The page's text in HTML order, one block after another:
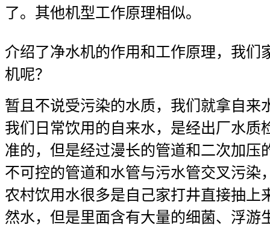
了。其他机型工作原理相似。
介绍了净水机的作用和工作原理，我们
机呢？
暂且不说受污染的水质，我们就拿自来
我们日常饮用的自来水，是经出厂水质
准的，但是经过漫长的管道和二次加压
不可控的管道和水管与污水管交叉污染
农村饮用水很多是自己家打井直接抽上
然水，但是里面含有大量的细菌、浮游